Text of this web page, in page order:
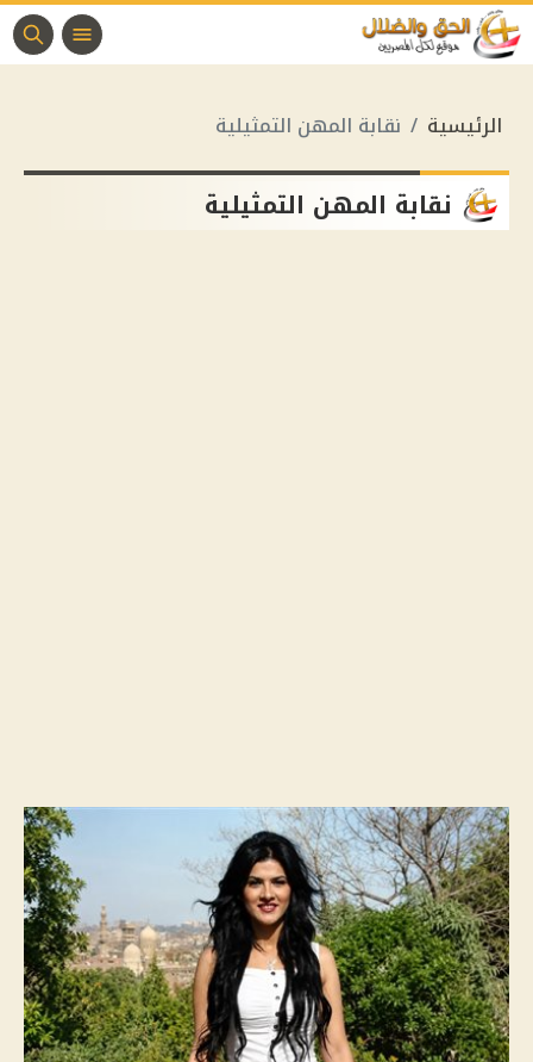
الرئيسية نقابة المهن التمثيلية
نقابة المهن التمثيلية